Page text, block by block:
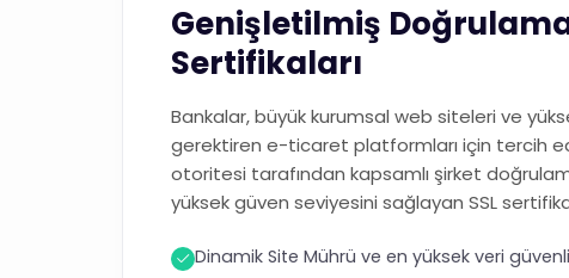
Genişletilmiş
Sertifikaları
Bankalar, büyük kurumsal web siteleri ve
gerektiren e-ticaret platformları için tercih
otoritesi tarafından kapsamlı şirket
yüksek güven seviyesini sağlayan SSL
Dinamik Site Mührü ve en yüksek veri